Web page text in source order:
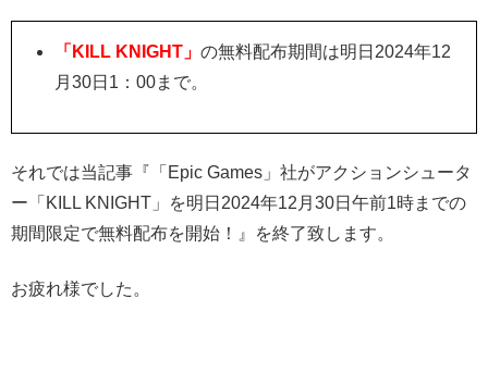
「KILL KNIGHT」の無料配布期間は明日2024年12
月30日1：00まで。
それでは当記事『「Epic Games」社がアクションシュータ
ー「KILL KNIGHT」を明日2024年12月30日午前1時までの
期間限定で無料配布を開始！』を終了致します。
お疲れ様でした。